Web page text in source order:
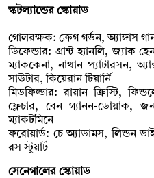
স্কটল্যান্ডের স্কোয়াড
গোলরক্ষক: ক্রেগ গর্ডন, অ্যাঙ্গাস
ডিফেন্ডার: গ্রান্ট হ্যানলি, জ্যাক
ম্যাককেনা, নাথান প্যাটারসন,
সাউটার, কিয়েরান টিয়ার্নি
মিডফিল্ডার: রায়ান ক্রিস্টি,
ফ্লেচার, বেন গ্যানন-ডোয়াক,
ম্যাকটমিনে
ফরোয়ার্ড: চে অ্যাডামস, লিন্ডন
রস স্টুয়ার্ট
সেনেগালের স্কোয়াড